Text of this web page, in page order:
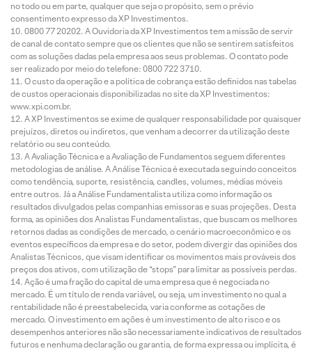
no todo ou em parte, qualquer que seja o propósito, sem o prévio
consentimento expresso da XP Investimentos.
0800 77 20202. A Ouvidoria da XP Investimentos tem a missão de servir
de canal de contato sempre que os clientes que não se sentirem satisfeitos
com as soluções dadas pela empresa aos seus problemas. O contato pode
ser realizado por meio do telefone: 0800 722 3710.
O custo da operação e a política de cobrança estão definidos nas tabelas
de custos operacionais disponibilizadas no site da XP Investimentos:
www.xpi.com.br.
A XP Investimentos se exime de qualquer responsabilidade por quaisquer
prejuízos, diretos ou indiretos, que venham a decorrer da utilização deste
relatório ou seu conteúdo.
A Avaliação Técnica e a Avaliação de Fundamentos seguem diferentes
metodologias de análise. A Análise Técnica é executada seguindo conceitos
como tendência, suporte, resistência, candles, volumes, médias móveis
entre outros. Já a Análise Fundamentalista utiliza como informação os
resultados divulgados pelas companhias emissoras e suas projeções. Desta
forma, as opiniões dos Analistas Fundamentalistas, que buscam os melhores
retornos dadas as condições de mercado, o cenário macroeconômico e os
eventos específicos da empresa e do setor, podem divergir das opiniões dos
Analistas Técnicos, que visam identificar os movimentos mais prováveis dos
preços dos ativos, com utilização de “stops” para limitar as possíveis perdas.
Ação é uma fração do capital de uma empresa que é negociada no
mercado. É um título de renda variável, ou seja, um investimento no qual a
rentabilidade não é preestabelecida, varia conforme as cotações de
mercado. O investimento em ações é um investimento de alto risco e os
desempenhos anteriores não são necessariamente indicativos de resultados
futuros e nenhuma declaração ou garantia, de forma expressa ou implícita, é